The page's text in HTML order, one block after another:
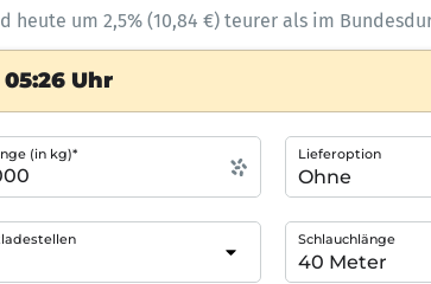
heute um 2,5% (10,84 €) teurer als im
Uhr
(in kg)* Lieferoption
Schlauchlänge